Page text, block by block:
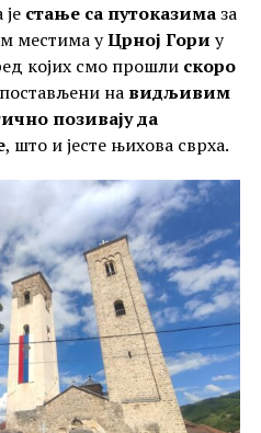
стање са путоказимаза
местима уЦрној Гори у
којих смо прошли скоро
на видљивим
позивају да
, што и јесте њихова сврха.